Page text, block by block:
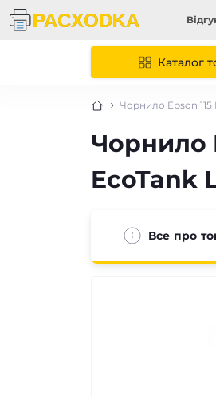
Каталог
Чорнило Epson 115
Чорнило
EcoTank
Все про